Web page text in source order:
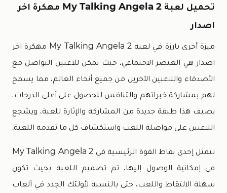
تحميل لعبة My Talking Angela 2 مهكرة اخر
اصدار
ميزة أخرى بارزة في لعبة My Talking Angela 2 مهكرة اخر
اصدار هي العنصر الاجتماعي، حيث يمكن للاعبين التواصل مع
الأصدقاء واللاعبين الآخرين من جميع أنحاء العالم، مما يسمح
لهم بمشاركة خبراتهم والتنافس للحصول على أعلى الدرجات،
يضيف هذا طبقة جديدة من المشاركة والإثارة للعبة، ويشجع
اللاعبين على مواصلة اللعب واستكشاف كل ما تقدمه اللعبة.
تتمثل إحدى نقاط القوة الرئيسية في My Talking Angela 2
في إمكانية الوصول إليها، تم تصميم اللعبة بحيث تكون
سهلة الالتقاط واللعب، حتى بالنسبة لأولئك الجدد في ألعاب